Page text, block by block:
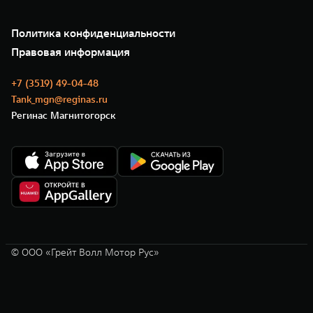
Сервис
Нулевое ТО
Моторные масла
35 лет GWM
GWM ТЕХ ДЕНЬ
Новости
Политика конфиденциальности
Правовая информация
+7 (3519) 49-04-48
Tank_mgn@reginas.ru
Регинас Магнитогорск
© ООО «Грейт Волл Мотор Рус»